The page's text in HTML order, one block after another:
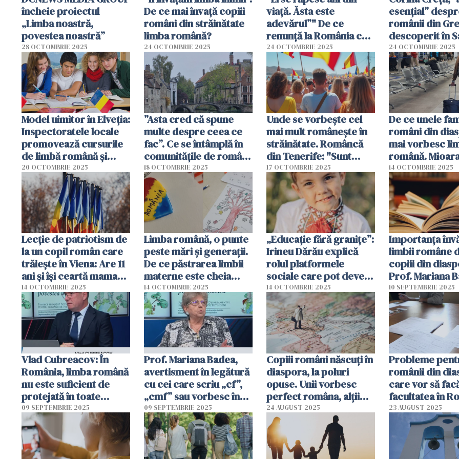
încheie proiectul
„Limba noastră,
povestea noastră”
28 OCTOMBRIE 2025
De ce mai învață copiii
români din străinătate
limba română?
24 OCTOMBRIE 2025
viață. Ăsta este
adevărul”" De ce
renunță la România cei
care se întorc acasă din
Anglia
24 OCTOMBRIE 2025
esențial”
românii din
descoperit în
24 OCTOMBRIE 2025
Model uimitor în Elveția:
Inspectoratele locale
promovează cursurile
de limbă română și
școlile iau în
considerare nota
acordată
20 OCTOMBRIE 2025
”Asta cred că spune
multe despre ceea ce
fac”. Ce se întâmplă în
comunitățile de români
din Belgia, Franța și
Italia
18 OCTOMBRIE 2025
Unde se vorbește cel
mai mult românește în
străinătate. Româncă
din Tenerife: "Sunt
locuri în care nici nu-ți
imaginezi"
17 OCTOMBRIE 2025
De ce unele
români din
mai vorbesc
română.
Moraru: "Este
păcat"
14 OCTOMBRIE 2025
Lecție de patriotism de
la un copil român care
trăiește în Viena: Are 11
ani și își ceartă mama
dacă vorbește în limba
germană / video
14 OCTOMBRIE 2025
Limba română, o punte
peste mări și generații.
De ce păstrarea limbii
materne este cheia
identității în diaspora
14 OCTOMBRIE 2025
„Educație fără granițe”:
Irineu Dărău explică
rolul platformele
sociale care pot deveni
punți între tinerii din
diaspora și România
14 OCTOMBRIE 2025
Importanța
limbii române
copiii din
Prof. Mariana
ai cum să te
de originile
10 SEPTEMBRIE 2025
Vlad Cubreacov: În
România, limba română
nu este suficient de
protejată în toate
formele ei
09 SEPTEMBRIE 2025
Prof. Mariana Badea,
avertisment în legătură
cu cei care scriu „cf”,
„cmf” sau vorbesc în
romgleză / video
09 SEPTEMBRIE 2025
Copiii români născuţi în
diaspora, la poluri
opuse. Unii vorbesc
perfect româna, alţii
aproape deloc. Ce
soluţii sunt?
24 AUGUST 2025
Probleme
românii din
care vor să
facultatea în
Birocraţie
probleme cu
23 AUGUST 2025